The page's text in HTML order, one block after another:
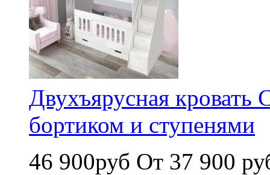
Двухъярусная
бортиком и ступенями
46 900руб От 37 900